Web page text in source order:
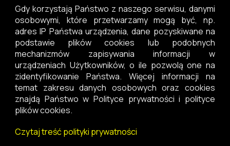
Gdy korzystają Państwo z naszego serwisu, danymi
osobowymi, które przetwarzamy mogą być, np.
adres IP Państwa urządzenia, dane pozyskiwane na
podstawie plików cookies lub podobnych
mechanizmów zapisywania informacji w
urządzeniach Użytkowników, o ile pozwolą one na
zidentyfikowanie Państwa. Więcej informacji na
temat zakresu danych osobowych oraz cookies
znajdą Państwo w Polityce prywatności i polityce
plików cookies.
Czytaj treść polityki prywatności